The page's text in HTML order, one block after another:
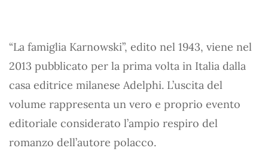
“La famiglia Karnowski”, edito nel 1943, viene nel
2013 pubblicato per la prima volta in Italia dalla
casa editrice milanese Adelphi. L’uscita del
volume rappresenta un vero e proprio evento
editoriale considerato l’ampio respiro del
romanzo dell’autore polacco.